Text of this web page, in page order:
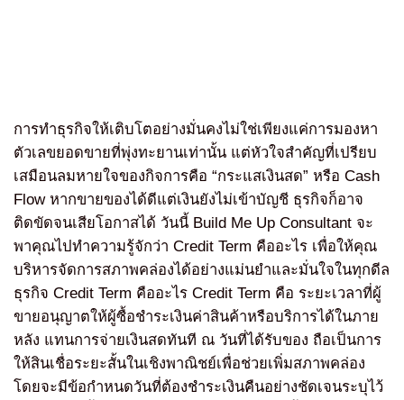
การทำธุรกิจให้เติบโตอย่างมั่นคงไม่ใช่เพียงแค่การมองหา
ตัวเลขยอดขายที่พุ่งทะยานเท่านั้น แต่หัวใจสำคัญที่เปรียบ
เสมือนลมหายใจของกิจการคือ “กระแสเงินสด” หรือ Cash
Flow หากขายของได้ดีแต่เงินยังไม่เข้าบัญชี ธุรกิจก็อาจ
ติดขัดจนเสียโอกาสได้ วันนี้ Build Me Up Consultant จะ
พาคุณไปทำความรู้จักว่า Credit Term คืออะไร เพื่อให้คุณ
บริหารจัดการสภาพคล่องได้อย่างแม่นยำและมั่นใจในทุกดีล
ธุรกิจ Credit Term คืออะไร Credit Term คือ ระยะเวลาที่ผู้
ขายอนุญาตให้ผู้ซื้อชำระเงินค่าสินค้าหรือบริการได้ในภาย
หลัง แทนการจ่ายเงินสดทันที ณ วันที่ได้รับของ ถือเป็นการ
ให้สินเชื่อระยะสั้นในเชิงพาณิชย์เพื่อช่วยเพิ่มสภาพคล่อง
โดยจะมีข้อกำหนดวันที่ต้องชำระเงินคืนอย่างชัดเจนระบุไว้